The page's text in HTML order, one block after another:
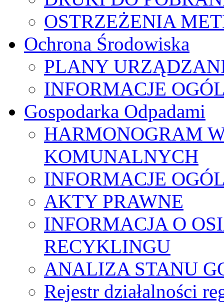
OSTRZEŻENIA
Ochrona Środowiska
PLANY
INFORMACJE
Gospodarka Odpadami
HARMONOGRAM
KOMUNALNYCH
INFORMACJE
AKTY PRAWNE
INFORMACJA O
RECYKLINGU
ANALIZA STANU
Rejestr działalności